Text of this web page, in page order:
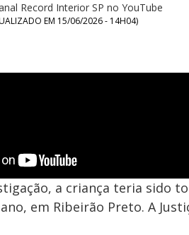
Record Interior SP no YouTube
EM 15/06/2026 - 14H04)
a criança teria sido
em Ribeirão Preto. A